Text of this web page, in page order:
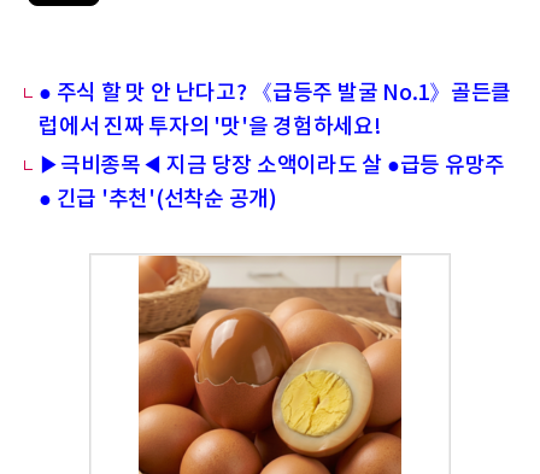
● 주식 할 맛 안 난다고? 《급등주 발굴 No.1》골든클
럽에서 진짜 투자의 '맛'을 경험하세요!
▶극비종목◀ 지금 당장 소액이라도 살 ●급등 유망주
● 긴급 '추천'(선착순 공개)